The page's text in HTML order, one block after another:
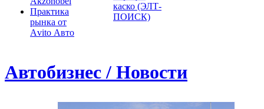
Практика
рынка от
Аvito Авто
каско (ЭЛТ-
ПОИСК)
Автобизнес / Новости